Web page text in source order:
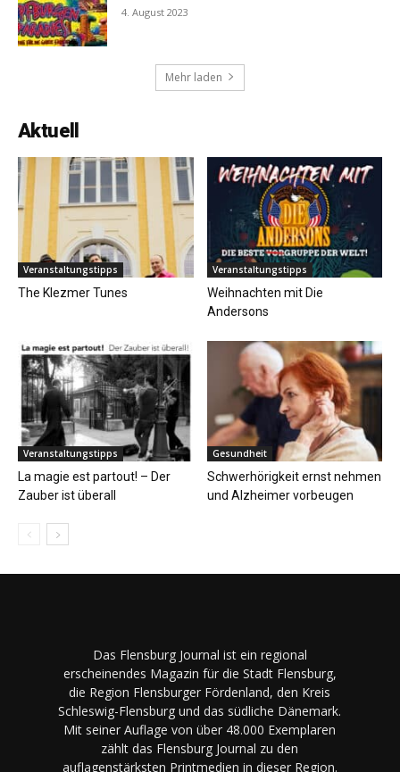
4. August 2023
Mehr laden
Aktuell
Veranstaltungstipps
The Klezmer Tunes
Veranstaltungstipps
Weihnachten mit Die
Andersons
Veranstaltungstipps
La magie est partout! – Der
Zauber ist überall
Gesundheit
Schwerhörigkeit ernst nehmen
und Alzheimer vorbeugen
Das Flensburg Journal ist ein regional
erscheinendes Magazin für die Stadt Flensburg,
die Region Flensburger Fördenland, den Kreis
Schleswig-Flensburg und das südliche Dänemark.
Mit seiner Auflage von über 48.000 Exemplaren
zählt das Flensburg Journal zu den
auflagenstärksten Printmedien in dieser Region.